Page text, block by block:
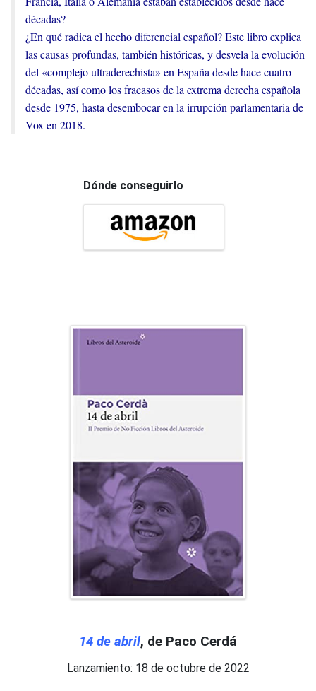
décadas?
¿En qué radica el hecho diferencial español? Este libro explica
las causas profundas, también históricas, y desvela la evolución
del «complejo ultraderechista» en España desde hace cuatro
décadas, así como los fracasos de la extrema derecha española
desde 1975, hasta desembocar en la irrupción parlamentaria de
Vox en 2018.
Dónde conseguirlo
14 de abril, de Paco Cerdá
Lanzamiento: 18 de octubre de 2022